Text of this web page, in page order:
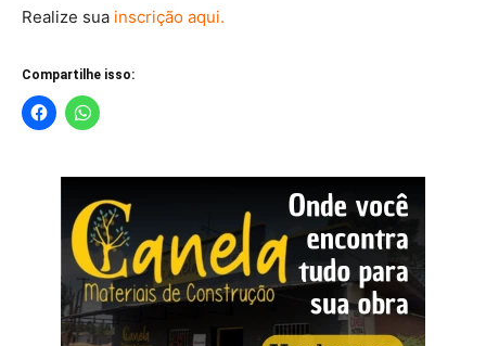
Realize sua inscrição aqui.
Compartilhe isso: